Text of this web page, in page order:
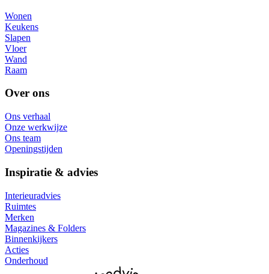
Wonen
Keukens
Slapen
Vloer
Wand
Raam
Over ons
Ons verhaal
Onze werkwijze
Ons team
Openingstijden
Inspiratie & advies
Interieuradvies
Ruimtes
Merken
Magazines & Folders
Binnenkijkers
Acties
Onderhoud